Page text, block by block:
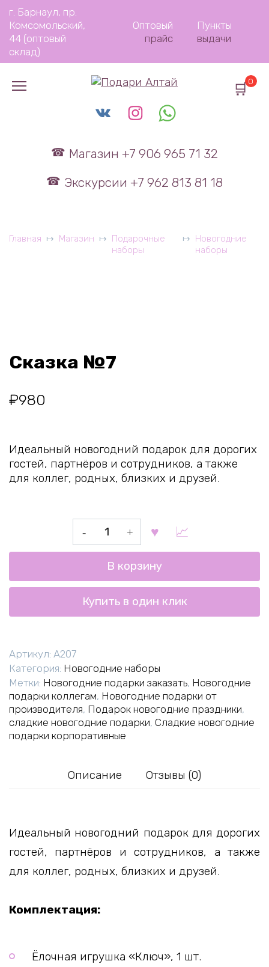
Перейти
содержанию
г. Барнаул, пр.
Комсомольский,
44 (оптовый
склад)
Оптовый
прайс
Пункты
выдачи
Магазин +7 906 965 71 32
Экскурсии +7 962 813 81 18
0
Главная Магазин
Подарочные
наборы
Новогодние
наборы
Сказка №7
₽980
Идеальный новогодний подарок для дорогих
гостей, партнёров и сотрудников, а также
для коллег, родных, близких и друзей.
Количество
товара
Сказка
В корзину
Купить в один клик
Артикул: A207
Категория: Новогодние наборы
Метки: Новогодние подарки заказать, Новогодние
подарки коллегам, Новогодние подарки от
производителя, Подарок новогодние праздники,
сладкие новогодние подарки, Сладкие новогодние
подарки корпоративные
Описание Отзывы (0)
Идеальный новогодний подарок для дорогих
гостей, партнёров и сотрудников, а также
для коллег, родных, близких и друзей.
Комплектация:
Ёлочная игрушка «Ключ», 1 шт.